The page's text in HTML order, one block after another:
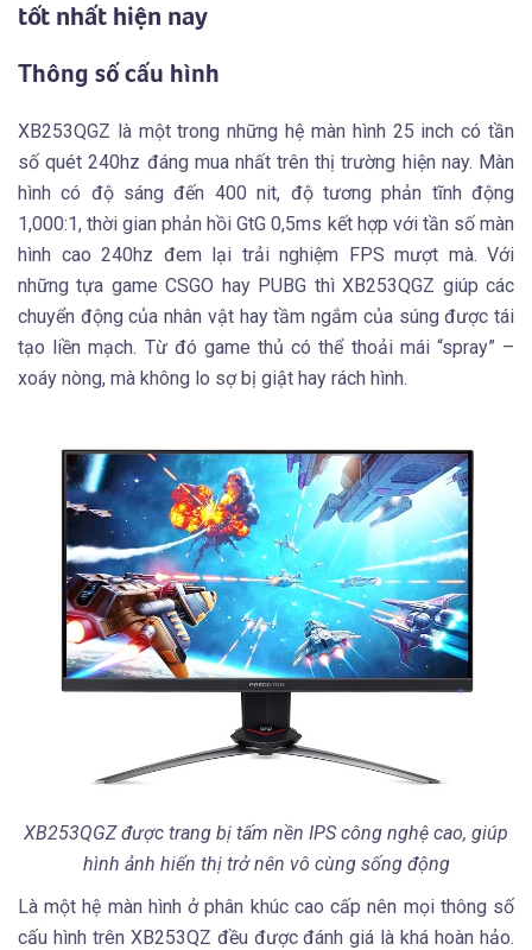
tốt nhất hiện nay
Thông số cấu hình
XB253QGZ là một trong những hệ màn hình 25 inch có tần
số quét 240hz đáng mua nhất trên thị trường hiện nay. Màn
hình có độ sáng đến 400 nit, độ tương phản tĩnh động
1,000:1, thời gian phản hồi GtG 0,5ms kết hợp với tần số màn
hình cao 240hz đem lại trải nghiệm FPS mượt mà. Với
những tựa game CSGO hay PUBG thì XB253QGZ giúp các
chuyển động của nhân vật hay tầm ngắm của súng được tái
tạo liền mạch. Từ đó game thủ có thể thoải mái “spray” –
xoáy nòng, mà không lo sợ bị giật hay rách hình.
XB253QGZ được trang bị tấm nền IPS công nghệ cao, giúp
hình ảnh hiển thị trở nên vô cùng sống động
Là một hệ màn hình ở phân khúc cao cấp nên mọi thông số
cấu hình trên XB253QZ đều được đánh giá là khá hoàn hảo.